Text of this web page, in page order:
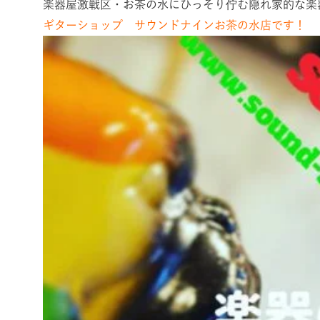
楽器屋激戦区・お茶の水にひっそり佇む隠れ家的な楽
ギターショップ サウンドナインお茶の水店です！